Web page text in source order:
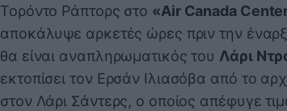
Τορόντο Ράπτορς στο «Air Canada
αποκάλυψε αρκετές ώρες πριν την
θα είναι αναπληρωματικός του Λάρι
εκτοπίσει τον Ερσάν Ιλιασόβα από το
στον Λάρι Σάντερς, ο οποίος απέφυγε